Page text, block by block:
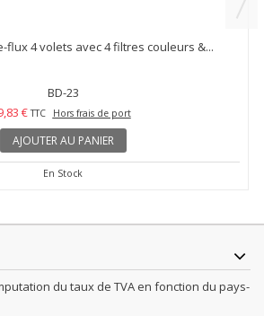
flux 4 volets avec 4 filtres couleurs &...
BD-23
€ TTC Hors frais de port
AJOUTER AU PANIER
En Stock
du taux de TVA en fonction du pays-